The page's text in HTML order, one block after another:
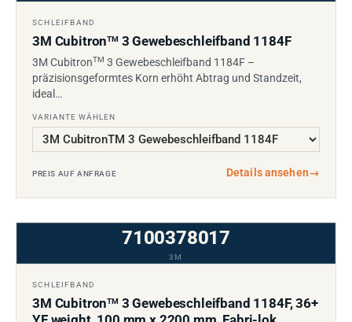
SCHLEIFBAND
3M CubitronTM3 Gewebeschleifband 1184F
3M CubitronTM 3 Gewebeschleifband 1184F –
präzisionsgeformtes Korn erhöht Abtrag und Standzeit,
ideal…
VARIANTE WÄHLEN
PREIS AUF ANFRAGE Details ansehen→
7100378017
3M
SCHLEIFBAND
3M CubitronTM3 Gewebeschleifband 1184F, 36+